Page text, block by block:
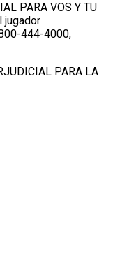
PARA VOS Y TU
jugador
444-4000,
PARA LA